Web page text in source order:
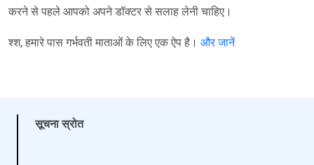
करने से पहले आपको अपने डॉक्टर से सलाह लेनी चाहिए।
श्श, हमारे पास गर्भवती माताओं के लिए एक ऐप है। और जानें
सूचना स्रोत